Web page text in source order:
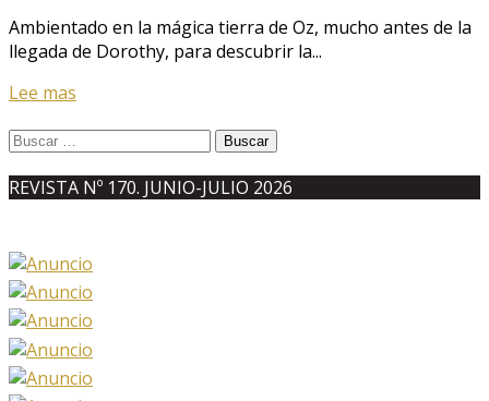
Ambientado en la mágica tierra de Oz, mucho antes de la
llegada de Dorothy, para descubrir la...
Lee mas
Buscar:
REVISTA Nº 170. JUNIO-JULIO 2026